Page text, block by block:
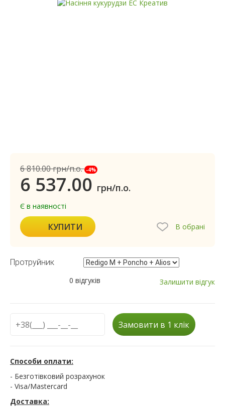
6 810.00грн/п.о. -4%
6 537.00 грн/п.о.
Є в наявності
КУПИТИ В обрані
Протруйник
0 відгуків
Залишити відгук
Замовити в 1 клік
Способи оплати:
- Безготівковий розрахунок
- Visa/Mastercard
Доставка: